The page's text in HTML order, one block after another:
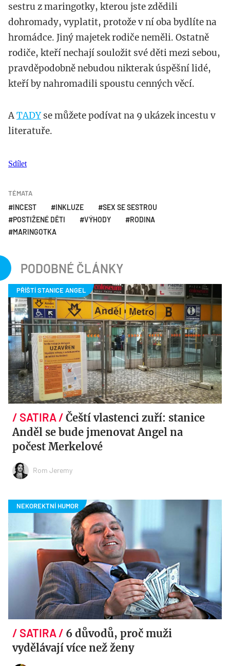
sestru z maringotky, kterou jste zdědili
dohromady, vyplatit, protože v ní oba bydlíte na
hromádce. Jiný majetek rodiče neměli. Ostatně
rodiče, kteří nechají souložit své děti mezi sebou,
pravděpodobně nebudou nikterak úspěšní lidé,
kteří by nahromadili spoustu cenných věcí.
ATADYse můžete podívat na 9 ukázek incestu v
literatuře.
Sdílet
TÉMATA
INCEST INKLUZE
SEX SE SESTROU
POSTIŽENÉ DĚTI
VÝHODY
RODINA
MARINGOTKA
PODOBNÉ ČLÁNKY
Čeští vlastenci zuří: stanice
Anděl se bude jmenovat Angel na
počest Merkelové
Rom Jeremy
6 důvodů, proč muži
vydělávají více než ženy